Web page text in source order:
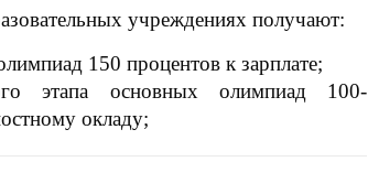
учреждениях получают:
150 процентов к зарплате;
этапа основных олимпиад 100-
окладу;